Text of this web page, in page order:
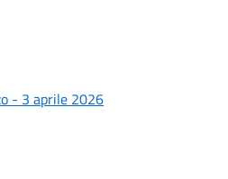
- 3 aprile 2026